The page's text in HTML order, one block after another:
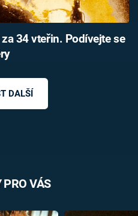
34 vteřin. Podívejte se
DALŠÍ
PRO VÁS